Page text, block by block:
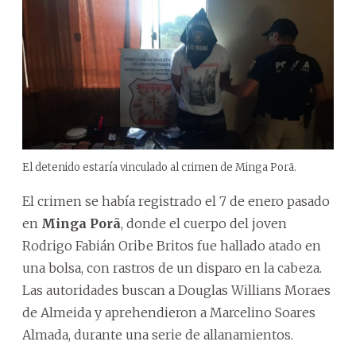
El detenido estaría vinculado al crimen de Minga Porã.
El crimen se había registrado el 7 de enero pasado
en Minga Porã, donde el cuerpo del joven
Rodrigo Fabián Oribe Britos fue hallado atado en
una bolsa, con rastros de un disparo en la cabeza.
Las autoridades buscan a Douglas Willians Moraes
de Almeida y aprehendieron a Marcelino Soares
Almada, durante una serie de allanamientos.